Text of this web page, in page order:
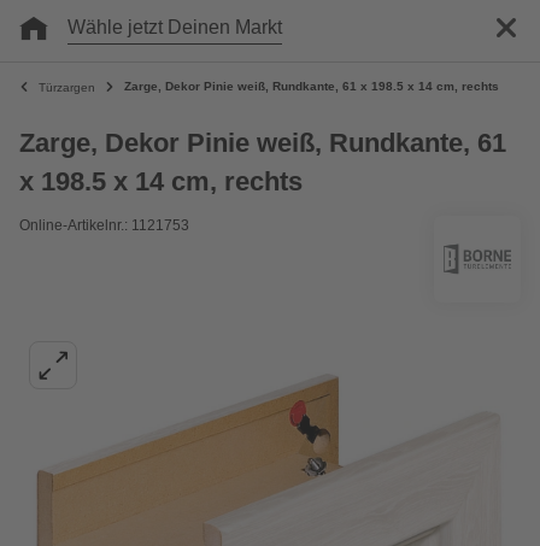
Wähle jetzt Deinen Markt
Türzargen Zarge, Dekor Pinie weiß, Rundkante, 61 x 198.5 x 14 cm, rechts
Zarge, Dekor Pinie weiß, Rundkante, 61
x 198.5 x 14 cm, rechts
Online-Artikelnr.: 1121753